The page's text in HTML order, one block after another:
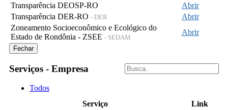
Transparência DEOSP-RO
Abrir
Transparência DER-RO - DER
Abrir
Zoneamento Socioeconômico e Ecológico do
Estado de Rondônia - ZSEE - SEDAM
Abrir
Fechar
Serviços - Empresa
Todos
Serviço
Link